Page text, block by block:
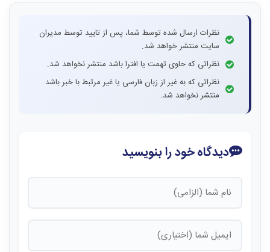
نظرات ارسال شده توسط شما، پس از تایید توسط مدیران
سایت منتشر خواهد شد.
نظراتی که حاوی تهمت یا افترا باشد منتشر نخواهد شد.
نظراتی که به غیر از زبان فارسی یا غیر مرتبط با خبر باشد
منتشر نخواهد شد.
دیدگاه خود را بنویسید